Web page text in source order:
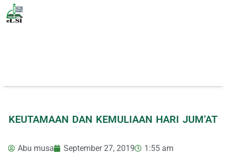
KEUTAMAAN DAN KEMULIAAN HARI JUM’AT
Abu musa September 27, 2019
1:55 am